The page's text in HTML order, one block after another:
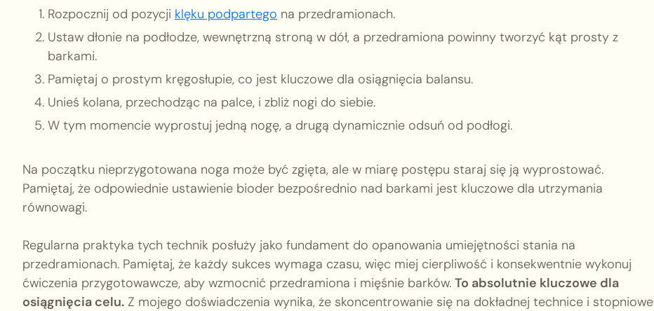
Rozpocznij od pozycji klęku podpartego na przedramionach.
Ustaw dłonie na podłodze, wewnętrzną stroną w dół, a przedramiona powinny tworzyć kąt prosty z
barkami.
Pamiętaj o prostym kręgosłupie, co jest kluczowe dla osiągnięcia balansu.
Unieś kolana, przechodząc na palce, i zbliż nogi do siebie.
W tym momencie wyprostuj jedną nogę, a drugą dynamicznie odsuń od podłogi.
Na początku nieprzygotowana noga może być zgięta, ale w miarę postępu staraj się ją wyprostować.
Pamiętaj, że odpowiednie ustawienie bioder bezpośrednio nad barkami jest kluczowe dla utrzymania
równowagi.
Regularna praktyka tych technik posłuży jako fundament do opanowania umiejętności stania na
przedramionach. Pamiętaj, że każdy sukces wymaga czasu, więc miej cierpliwość i konsekwentnie wykonuj
ćwiczenia przygotowawcze, aby wzmocnić przedramiona i mięśnie barków. To absolutnie kluczowe dla
osiągnięcia celu. Z mojego doświadczenia wynika, że skoncentrowanie się na dokładnej technice i stopniowe